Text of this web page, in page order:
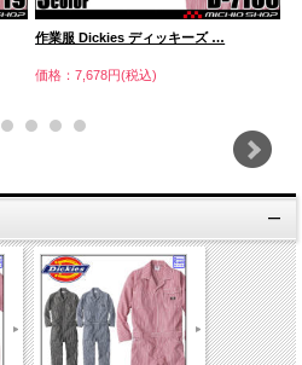
作業服 Dickies ディッキーズ …
価格：7,678円(税込)